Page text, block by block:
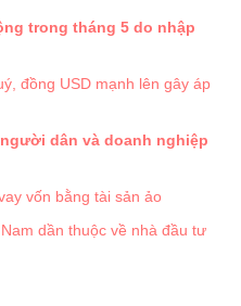
trong tháng 5 do nhập
đồng USD mạnh lên gây áp
dân và doanh nghiệp
vốn bằng tài sản ảo
dần thuộc về nhà đầu tư